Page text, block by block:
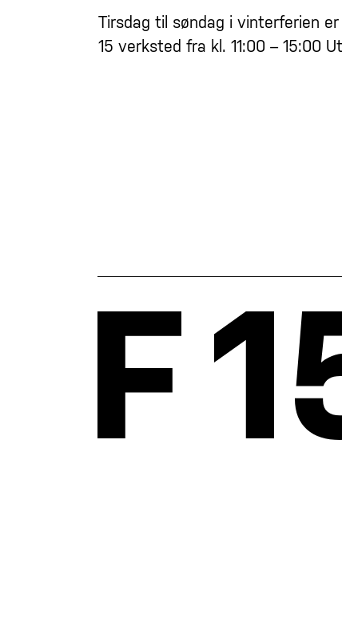
Tirsdag til søndag i vinterferien
15 verksted fra kl. 11:00 – 15:00